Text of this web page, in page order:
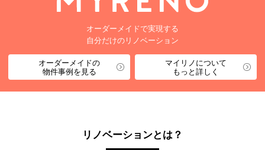
オーダーメイドで実現する
自分だけのリノベーション
オーダーメイドの
物件事例を見る
マイリノについて
もっと詳しく
リノベーションとは？